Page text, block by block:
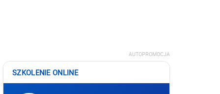
AUTOPROMOCJA
SZKOLENIE ONLINE